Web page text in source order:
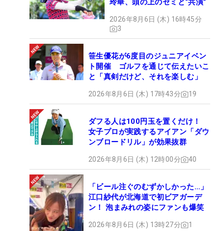
玲華、頭の上のセミと“共演”
2026年8月6日 (木) 16時45分
3
笹生優花が6度目のジュニアイベン
ト開催 ゴルフを通じて伝えたいこ
と「真剣だけど、それを楽しむ」
2026年8月6日 (木) 17時43分 19
ダフる人は100円玉を置くだけ！
女子プロが実践するアイアン「ダウ
ンブロードリル」が効果抜群
2026年8月6日 (木) 12時00分 40
「ビール注ぐのむずかしかった…」
江口紗代が北海道で初ビアガーデ
ン！ 泡まみれの姿にファンも爆笑
2026年8月6日 (木) 13時27分 1